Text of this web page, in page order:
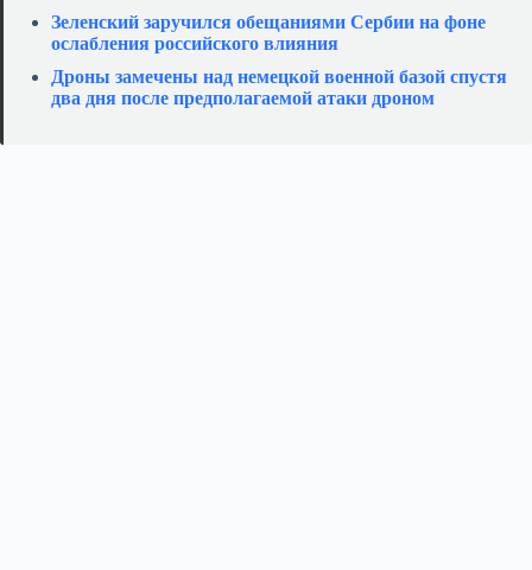
Зеленский заручился обещаниями Сербии на фоне
ослабления российского влияния
Дроны замечены над немецкой военной базой спустя
два дня после предполагаемой атаки дроном